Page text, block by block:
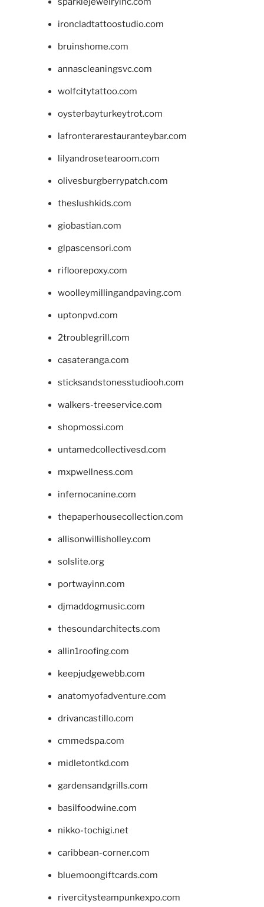
ironcladtattoostudio.com
bruinshome.com
annascleaningsvc.com
wolfcitytattoo.com
oysterbayturkeytrot.com
lafronterarestauranteybar.com
lilyandrosetearoom.com
olivesburgberrypatch.com
theslushkids.com
giobastian.com
glpascensori.com
rifloorepoxy.com
woolleymillingandpaving.com
uptonpvd.com
2troublegrill.com
casateranga.com
sticksandstonesstudiooh.com
walkers-treeservice.com
shopmossi.com
untamedcollectivesd.com
mxpwellness.com
infernocanine.com
thepaperhousecollection.com
allisonwillisholley.com
solslite.org
portwayinn.com
djmaddogmusic.com
thesoundarchitects.com
allin1roofing.com
keepjudgewebb.com
anatomyofadventure.com
drivancastillo.com
cmmedspa.com
midletontkd.com
gardensandgrills.com
basilfoodwine.com
nikko-tochigi.net
caribbean-corner.com
bluemoongiftcards.com
rivercitysteampunkexpo.com